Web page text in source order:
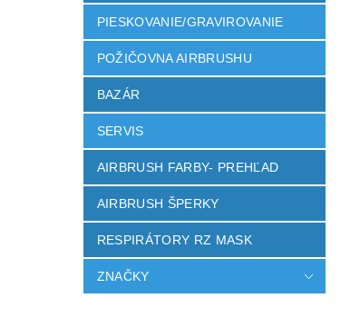
PIESKOVANIE/GRAVIROVANIE
POŽIČOVNA AIRBRUSHU
BAZÁR
SERVIS
AIRBRUSH FARBY- PREHĽAD
AIRBRUSH ŠPERKY
RESPIRÁTORY RZ MASK
ZNAČKY